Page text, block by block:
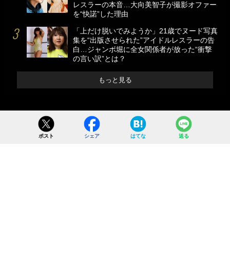
レスラーの本音…大向美智子が撮影オファー
を“快諾”した理由
「上だけ脱いでみようか」21歳でヌード写真
集を“出版させられた”アイドルレスラーの告
白…ジャンボ堀に全女関係者が放った“衝撃
の言い訳”とは？
もっと見る
ポスト シェア はてな 送る